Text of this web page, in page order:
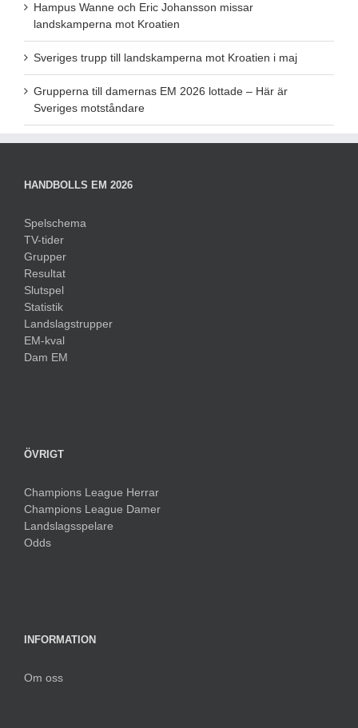
Hampus Wanne och Eric Johansson missar
landskamperna mot Kroatien
Sveriges trupp till landskamperna mot Kroatien i maj
Grupperna till damernas EM 2026 lottade – Här är
Sveriges motståndare
HANDBOLLS EM 2026
Spelschema
TV-tider
Grupper
Resultat
Slutspel
Statistik
Landslagstrupper
EM-kval
Dam EM
ÖVRIGT
Champions League Herrar
Champions League Damer
Landslagsspelare
Odds
INFORMATION
Om oss